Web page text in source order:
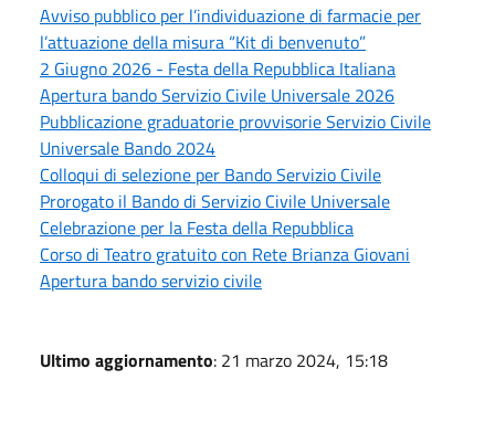
Avviso pubblico per l’individuazione di farmacie per
l’attuazione della misura “Kit di benvenuto”
2 Giugno 2026 - Festa della Repubblica Italiana
Apertura bando Servizio Civile Universale 2026
Pubblicazione graduatorie provvisorie Servizio Civile
Universale Bando 2024
Colloqui di selezione per Bando Servizio Civile
Prorogato il Bando di Servizio Civile Universale
Celebrazione per la Festa della Repubblica
Corso di Teatro gratuito con Rete Brianza Giovani
Apertura bando servizio civile
Ultimo aggiornamento: 21 marzo 2024, 15:18